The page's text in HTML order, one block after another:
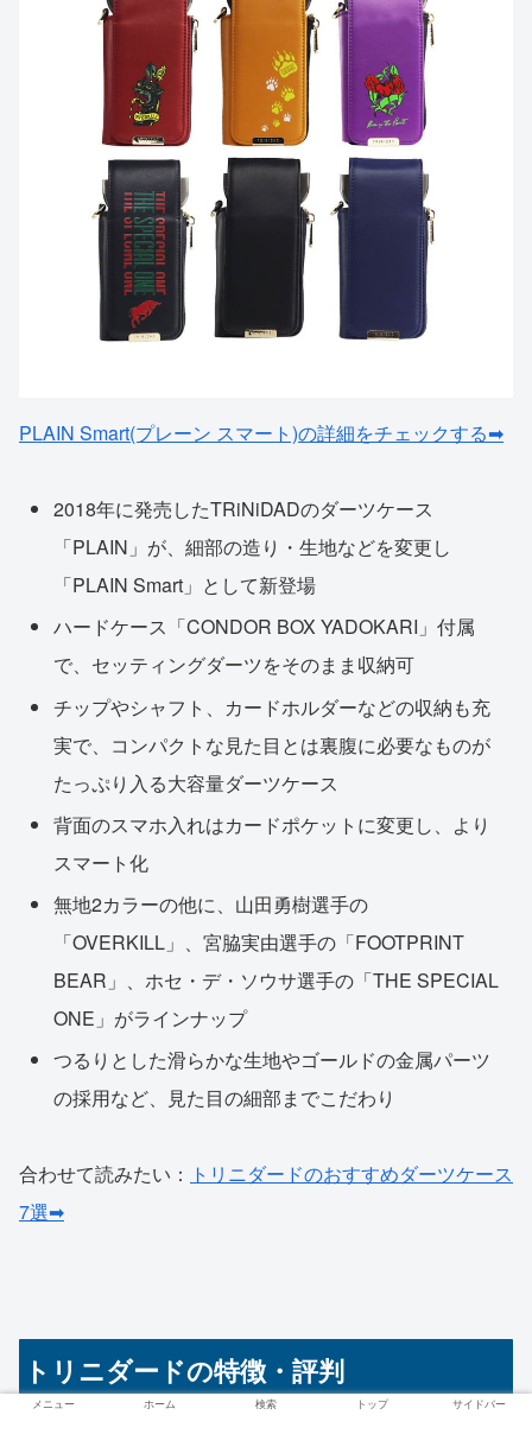
PLAIN Smart(プレーン スマート)の詳細をチェックする➡
2018年に発売したTRiNiDADのダーツケース
「PLAIN」が、細部の造り・生地などを変更し
「PLAIN Smart」として新登場
ハードケース「CONDOR BOX YADOKARI」付属
で、セッティングダーツをそのまま収納可
チップやシャフト、カードホルダーなどの収納も充
実で、コンパクトな見た目とは裏腹に必要なものが
たっぷり入る大容量ダーツケース
背面のスマホ入れはカードポケットに変更し、より
スマート化
無地2カラーの他に、山田勇樹選手の
「OVERKILL」、宮脇実由選手の「FOOTPRINT
BEAR」、ホセ・デ・ソウサ選手の「THE SPECIAL
ONE」がラインナップ
つるりとした滑らかな生地やゴールドの金属パーツ
の採用など、見た目の細部までこだわり
合わせて読みたい： トリニダードのおすすめダーツケース
7選➡
トリニダードの特徴・評判
メニュー ホーム 検索 トップ サイドバー